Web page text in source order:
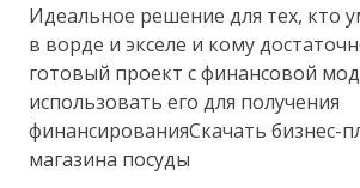
Идеальное решение для тех, кто
в ворде и экселе и кому
готовый проект с финансовой
использовать его для получения
финансированияСкачать бизнес-
магазина посуды